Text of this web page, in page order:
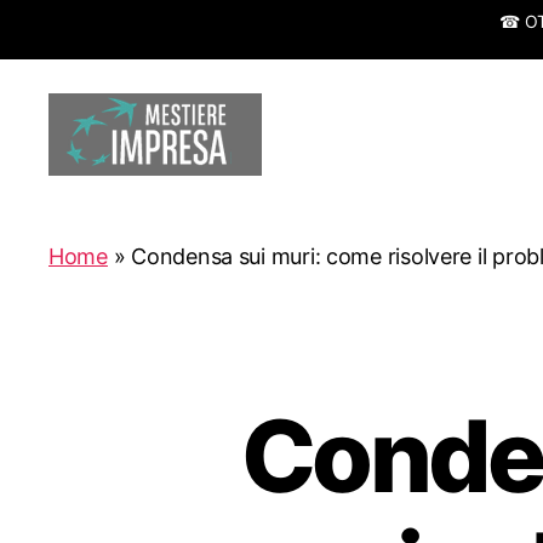
☎
Home» Condensa sui muri: come risolvere il